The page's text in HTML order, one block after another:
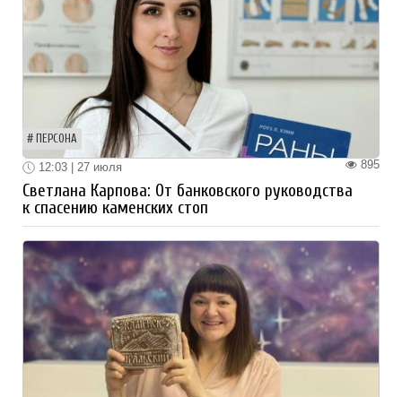
ПЕРСОНА
895
12:03 | 27 июля
Светлана Карпова: От банковского руководства
к спасению каменских стоп